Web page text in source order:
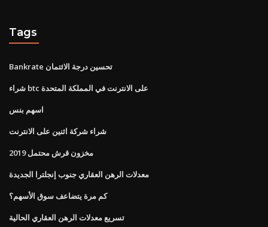
Tags
Bankrate تحسين درجة الائتمان
شراء btc على الانترنت في المملكة المتحدة
اسهم بنس
شراء شركة اثنين على الانترنت
مخزون قرش محتمل 2019
معدلات الرهن العقاري جنوب إنجلترا الجديدة
كم مرة يتضاعف سوق الأسهم؟
تسريع معدلات الرهن العقاري الحالية